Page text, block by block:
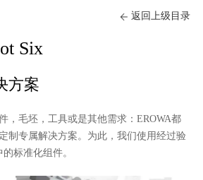
返回上级目录
Six
方案
，毛坯，工具或是其他需求：EROWA都
制专属解决方案。为此，我们使用经过验
标准化组件。